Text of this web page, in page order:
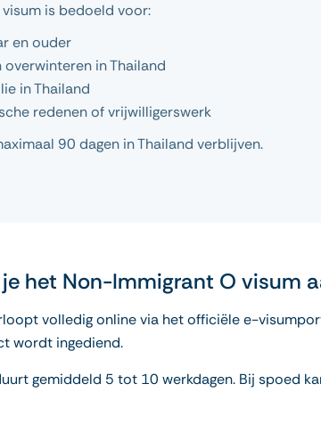
is bedoeld voor:
en ouder
overwinteren in Thailand
in Thailand
redenen of vrijwilligerswerk
90 dagen in Thailand verblijven.
het Non-Immigrant O visum
volledig online via het officiële e-
wordt ingediend.
gemiddeld 5 tot 10 werkdagen. Bij spoed